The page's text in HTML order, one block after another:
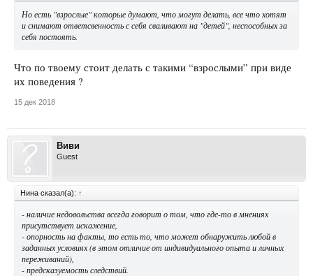
Но есть "взрослые" которые думают, что могут делать, все что хотят
и снимают ответсвенность с себя сваливают на "детей", неспособных за
себя постоять.
Что по твоему стоит делать с такими “взрослыми” при виде
их поведения ?
15 дек 2018
Виви
Guest
Нина сказал(а): ↑
- наличие недовольства всегда говорит о том, что где-то в мнениях
присутствует искажение,
- опорность на факты, то есть то, что может обнаружить любой в
заданных условиях (в этом отличие от индивидуального опыта и личных
переживаний),
- предсказуемость следствий.